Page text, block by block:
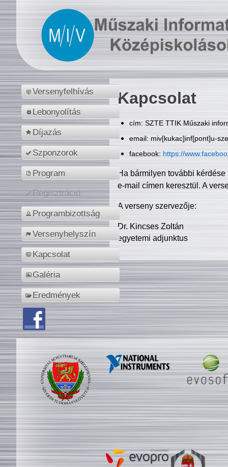
Versenyfelhívás
Lebonyolítás
Díjazás
Szponzorok
Program
Regisztráció
Programbizottság
Versenyhelyszín
Kapcsolat
Galéria
Eredmények
Kapcsolat
cím: SZTE TTIK Műszaki
email: miv[kukac]inf[pont]u-
facebook: https://
Ha bármilyen további
e-mail címen keresztül. A
A verseny szervezője:
Dr. Kincses Zoltán
egyetemi adjunktus